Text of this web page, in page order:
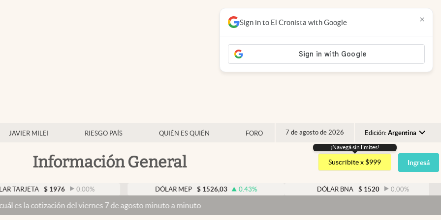
JAVIER MILEI RIESGO PAÍS QUIÉN ES QUIÉN FORO 7 de agosto de 2026 Edición: Argentina
Argentina
España
USA
Información General
¡Navegá sin limites!
Suscribite x $999 Ingresá
$ 1976 0.00% DÓLAR MEP $ 1526,03 0.43% DÓLAR BNA $ 1520 0.00%
del viernes 7 de agosto minuto a minuto
Sign in to El Cronista with Google ×